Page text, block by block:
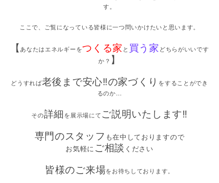
す。
ここで、ご覧になっている皆様に一つ問いかけたいと思います。
【あなたはエネルギーをつくる家 と 買う家 どちらがいいです
か？ 】
どうすれば老後まで安心‼の家づくり をすることができ
るのか…
その詳細を展示場にてご説明いたします‼
専門のスタッフ も在中しておりますので
お気軽に ご相談 ください
皆様のご来場をお待ちしております。